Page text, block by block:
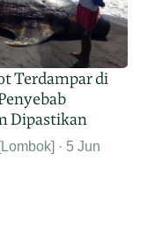
Terdampar di
Dipastikan
5 Jun